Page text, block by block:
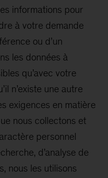
informations pour
à votre demande
ou d’un
les données à
qu’avec votre
n’existe une autre
exigences en matière
nous collectons et
personnel
d’analyse de
nous les utilisons